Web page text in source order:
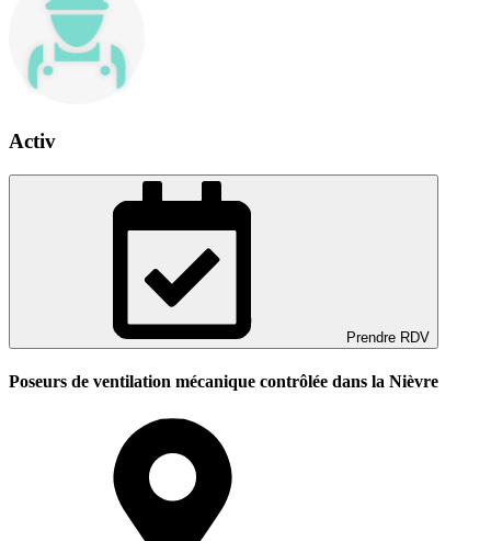
Activ
Prendre RDV
Poseurs de ventilation mécanique contrôlée dans la Nièvre